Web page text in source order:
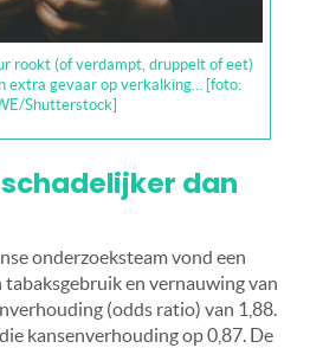
rookt (of verdampt, druppelt of eet)
extra gevaar op verkalking… [foto:
Shutterstock]
dan
onderzoeksteam vond een
en vernauwing van
(odds ratio) van 1,88.
kansenverhouding op 0,87. De